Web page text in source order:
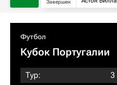
Завершен
Футбол
Кубок Португалии
Тур:
3